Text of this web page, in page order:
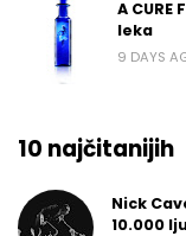
A CURE
leka
9 DAYS
10 najčitanijih
Nick
10.000